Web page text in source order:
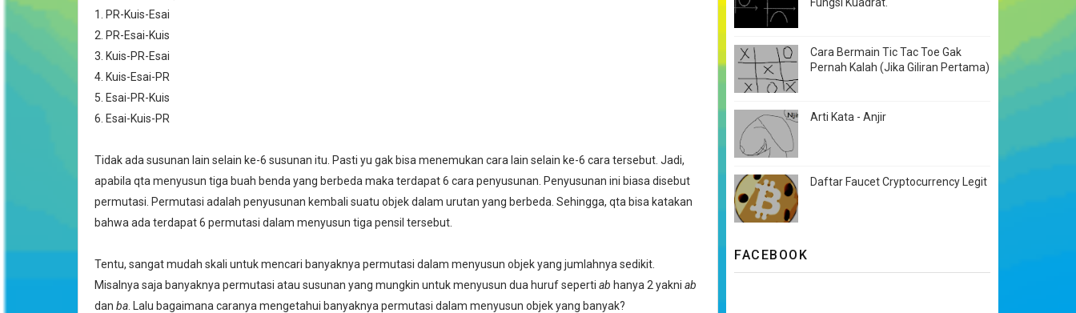
1. PR-Kuis-Esai
2. PR-Esai-Kuis
3. Kuis-PR-Esai
4. Kuis-Esai-PR
5. Esai-PR-Kuis
6. Esai-Kuis-PR
Tidak ada susunan lain selain ke-6 susunan itu. Pasti yu gak bisa menemukan cara lain selain ke-6 cara tersebut. Jadi,
apabila qta menyusun tiga buah benda yang berbeda maka terdapat 6 cara penyusunan. Penyusunan ini biasa disebut
permutasi. Permutasi adalah penyusunan kembali suatu objek dalam urutan yang berbeda. Sehingga, qta bisa katakan
bahwa ada terdapat 6 permutasi dalam menyusun tiga pensil tersebut.
Tentu, sangat mudah skali untuk mencari banyaknya permutasi dalam menyusun objek yang jumlahnya sedikit.
Misalnya saja banyaknya permutasi atau susunan yang mungkin untuk menyusun dua huruf seperti ab hanya 2 yakni ab
dan ba . Lalu bagaimana caranya mengetahui banyaknya permutasi dalam menyusun objek yang banyak?
Cara Bermain Tic Tac Toe Gak
Pernah Kalah (Jika Giliran Pertama)
Arti Kata - Anjir
Daftar Faucet Cryptocurrency Legit
FACEBOOK